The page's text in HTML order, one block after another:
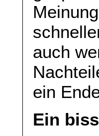
auch
ein
Ein